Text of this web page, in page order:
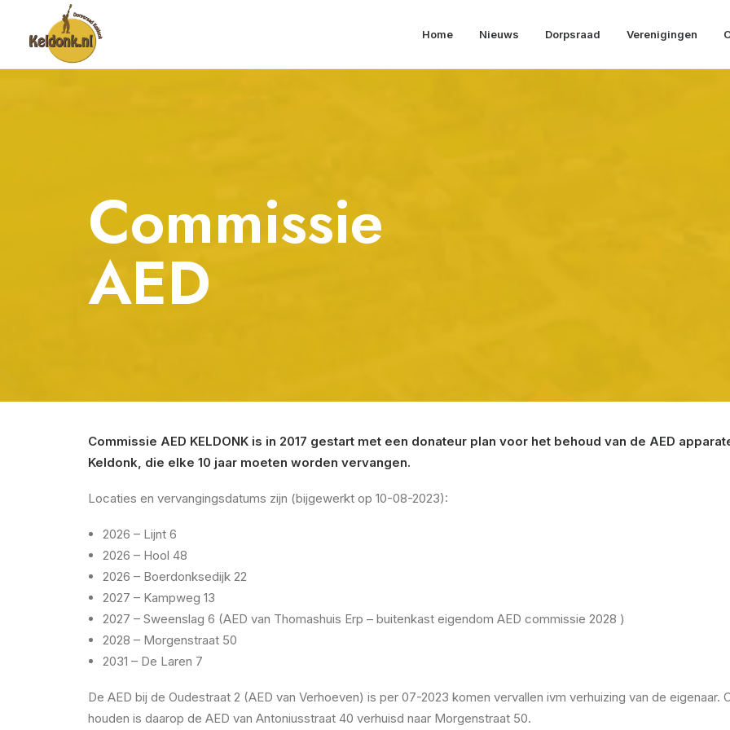
Home Nieuws Dorpsraad Verenigingen
Commissie
AED
Commissie AED KELDONK is in 2017 gestart met een donateur plan voor het behoud van de AED
Keldonk, die elke 10 jaar moeten worden vervangen.
Locaties en vervangingsdatums zijn (bijgewerkt op 10-08-2023):
2026 – Lijnt 6
2026 – Hool 48
2026 – Boerdonksedijk 22
2027 – Kampweg 13
2027 – Sweenslag 6 (AED van Thomashuis Erp – buitenkast eigendom AED commissie 2028 )
2028 – Morgenstraat 50
2031 – De Laren 7
De AED bij de Oudestraat 2 (AED van Verhoeven) is per 07-2023 komen vervallen ivm verhuizing van de
houden is daarop de AED van Antoniusstraat 40 verhuisd naar Morgenstraat 50.